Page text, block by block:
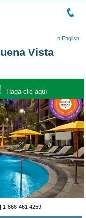
In English
Vista
Haga clic aquí
1-866-461-4259